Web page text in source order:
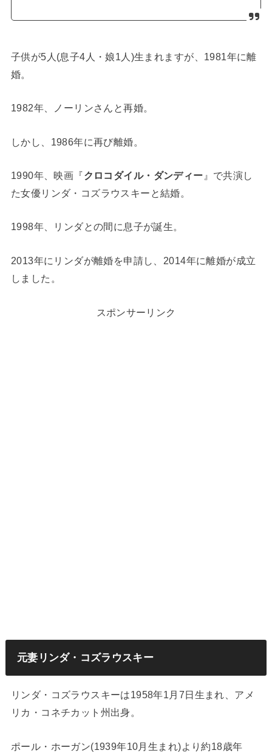
子供が5人(息子4人・娘1人)生まれますが、1981年に離
婚。
1982年、ノーリンさんと再婚。
しかし、1986年に再び離婚。
1990年、映画『クロコダイル・ダンディー 』で共演し
た女優リンダ・コズラウスキーと結婚。
1998年、リンダとの間に息子が誕生。
2013年にリンダが離婚を申請し、2014年に離婚が成立
しました。
スポンサーリンク
元妻リンダ・コズラウスキー
リンダ・コズラウスキーは1958年1月7日生まれ、アメ
リカ・コネチカット州出身。
ポール・ホーガン(1939年10月生まれ)より約18歳年